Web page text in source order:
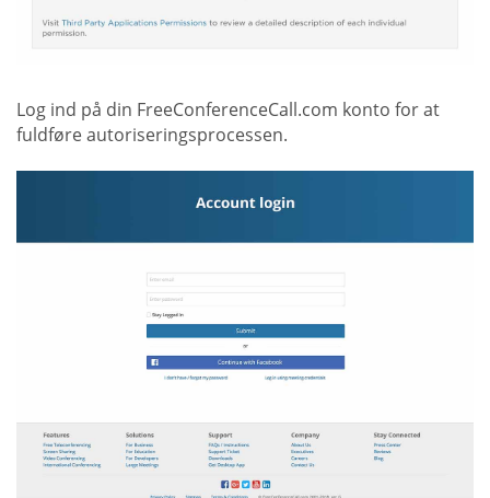
Log ind på din FreeConferenceCall.com konto for at
fuldføre autoriseringsprocessen.